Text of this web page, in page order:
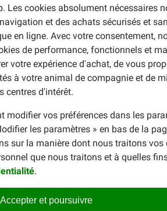
Les cookies absolument nécessaires
et des achats sécurisés et
en ligne. Avec votre consentement,
de performance, fonctionnels et
votre expérience d'achat, de vous
à votre animal de compagnie et de
centres d'intérêt.
modifier vos préférences dans les
les paramètres » en bas de la
sur la manière dont nous traitons vos
que nous traitons et à quelles
.
Accepter et poursuivre
alors un coup d'œil àAlmo Nature
.
nicolas etienne
28-06-2022
uitstekende kwaliteit mijn
Translate to English